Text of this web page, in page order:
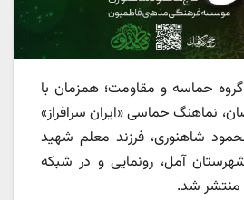
حماسه و مقاومت؛ همزمان با
نماهنگ حماسی «ایران سرافراز»
شاهنوری، فرزند معلم شهید
آمل، رونمایی و در شبکه
منتشر شد.